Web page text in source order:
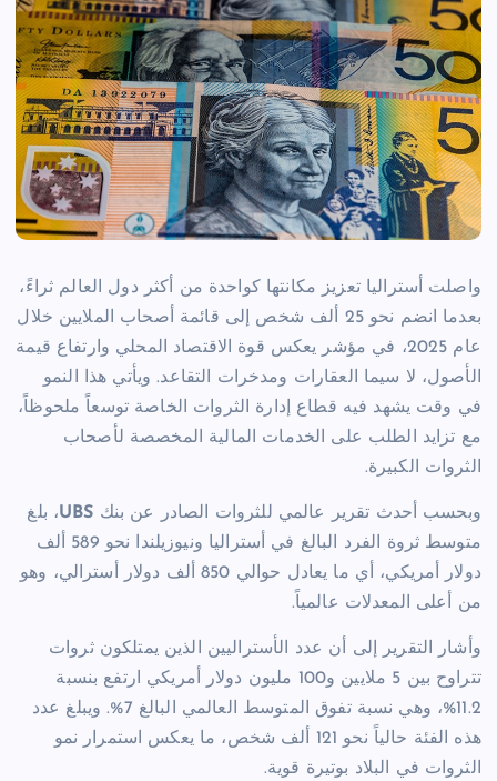
واصلت أستراليا تعزيز مكانتها كواحدة من أكثر دول العالم ثراءً،
بعدما انضم نحو 25 ألف شخص إلى قائمة أصحاب الملايين خلال
عام 2025، في مؤشر يعكس قوة الاقتصاد المحلي وارتفاع قيمة
الأصول، لا سيما العقارات ومدخرات التقاعد. ويأتي هذا النمو
في وقت يشهد فيه قطاع إدارة الثروات الخاصة توسعاً ملحوظاً،
مع تزايد الطلب على الخدمات المالية المخصصة لأصحاب
الثروات الكبيرة.
وبحسب أحدث تقرير عالمي للثروات الصادر عن بنك UBS، بلغ
متوسط ثروة الفرد البالغ في أستراليا ونيوزيلندا نحو 589 ألف
دولار أمريكي، أي ما يعادل حوالي 850 ألف دولار أسترالي، وهو
من أعلى المعدلات عالمياً.
وأشار التقرير إلى أن عدد الأستراليين الذين يمتلكون ثروات
تتراوح بين 5 ملايين و100 مليون دولار أمريكي ارتفع بنسبة
11.2%، وهي نسبة تفوق المتوسط العالمي البالغ 7%. ويبلغ عدد
هذه الفئة حالياً نحو 121 ألف شخص، ما يعكس استمرار نمو
الثروات في البلاد بوتيرة قوية.